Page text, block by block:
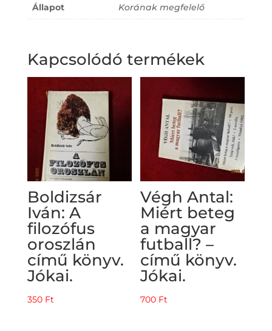
Állapot Korának megfelelő
Kapcsolódó termékek
Boldizsár
Iván: A
filozófus
oroszlán
című könyv.
Jókai.
350 Ft
Végh Antal:
Miért beteg
a magyar
futball? –
című könyv.
Jókai.
700 Ft